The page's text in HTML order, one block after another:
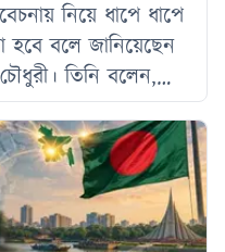
নিয়ে ধাপে ধাপে
হবে বলে জানিয়েছেন
তিনি বলেন,
আনা সম্ভব নয় এবং এ
(আইএমএফ)
সোমবার
বাংলাদেশ ও
সঙ্গে বৈঠক